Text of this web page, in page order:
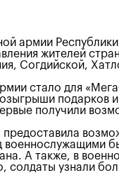
армии
жителей
Согдийской,
стало для
подарков
получили
А также, в
узнали